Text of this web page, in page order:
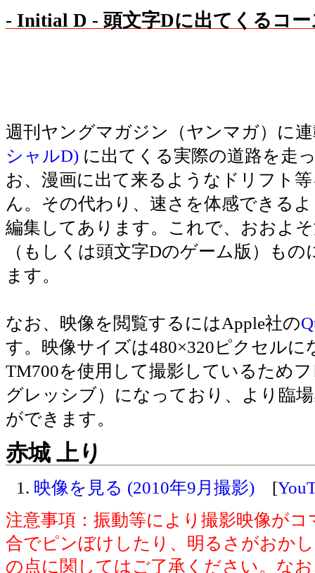
- Initial D - 頭文字Dに出てくるコ
週刊ヤングマガジン（ヤンマガ）に
シャルD) に出てくる実際の道路を走
お、漫画に出て来るようなドリフト
ん。その代わり、速さを体感できる
編集してあります。これで、おおよ
（もしくは頭文字Dのゲーム版）も
ます。
なお、映像を閲覧するにはApple社の
す。映像サイズは480×320ピクセルに
TM700を使用して撮影しているため
グレッシブ）になっており、より臨
ができます。
赤城 上り
映像を見る (2010年9月撮影) [
注意事項 ：振動等により撮影映像が
合でピンぼけしたり、明るさがおか
の点に関してはご了承ください。な